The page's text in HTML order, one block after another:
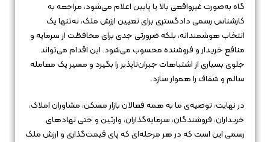
گاه به‌صورت غیرواقعی بالا یا پایین اعلام می‌شود، مراجعه به
کارشناس رسمی دادگستری برای تعیین ارزش ملک، نه‌تنها یک
انتخاب هوشمندانه، بلکه ضرورتی جدی برای محافظت از سرمایه و
منافع خریدار و فروشنده محسوب می‌شود. این اقدام می‌تواند
جلوی بسیاری از اشتباهات جبران‌ناپذیر را بگیرد و مسیر یک معامله
سالم و شفاف را هموار سازد.
در نهایت، توصیه‌ی ما به همه فعالان بازار مسکن، مشاوران املاک،
خریداران، فروشندگان، سرمایه‌گذاران، وارثین و حتی نهادهای
رسمی این است که در هر مرحله‌ای که پای قیمت‌گذاری و ارزش ملک